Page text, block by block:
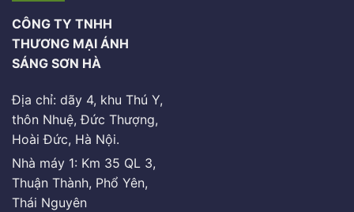
CÔNG TY TNHH
THƯƠNG MẠI ÁNH
SÁNG SƠN HÀ
Địa chỉ: dãy 4, khu Thú Y,
thôn Nhuệ, Đức Thượng,
Hoài Đức, Hà Nội.
Nhà máy 1: Km 35 QL 3,
Thuận Thành, Phổ Yên,
Thái Nguyên